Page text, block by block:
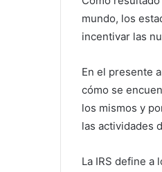
mundo, los
incentivar las
En el presente
cómo se
los mismos y
las actividades
La IRS define a